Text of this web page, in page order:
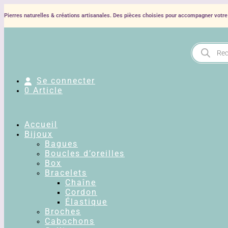
Pierres naturelles & créations artisanales. Des pièces choisies pour accompagner
Recherche
de
produits
Se connecter
0 Article
Accueil
Bijoux
Bagues
Boucles d’oreilles
Box
Bracelets
Chaîne
Cordon
Élastique
Broches
Cabochons